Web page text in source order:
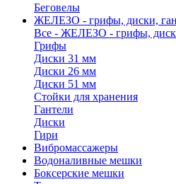
Беговелы
ЖЕЛЕЗО - грифы, диски,
Все - ЖЕЛЕЗО - грифы,
Грифы
Диски 31 мм
Диски 26 мм
Диски 51 мм
Стойки для хранения
Гантели
Диски
Гири
Вибромассажеры
Водоналивные мешки
Боксерские мешки